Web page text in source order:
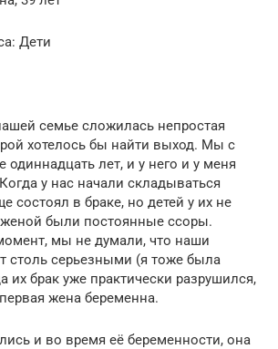
Дети
семье сложилась непростая
хотелось бы найти выход. Мы с
лет, и у него и у меня
у нас начали складываться
состоял в браке, но детей у их не
были постоянные ссоры.
мы не думали, что наши
столь серьезными (я тоже была
их брак уже практически разрушился,
жена беременна.
и во время её беременности, она